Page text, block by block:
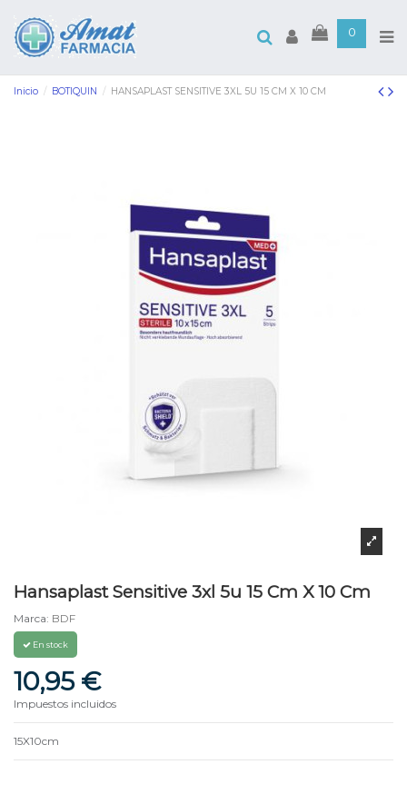
0
Inicio BOTIQUIN HANSAPLAST SENSITIVE 3XL 5U 15 CM X 10 CM
Hansaplast Sensitive 3xl 5u 15 Cm X 10 Cm
Marca: BDF
En stock
10,95 €
Impuestos incluidos
15X10cm